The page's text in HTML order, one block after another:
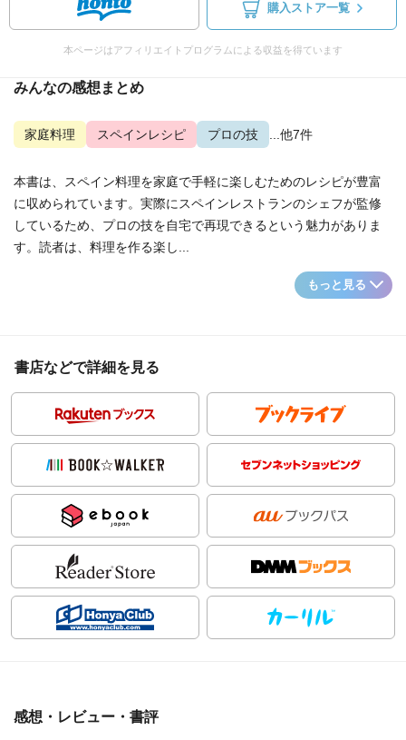
購入ストア一覧
本ページはアフィリエイトプログラムによる収益を得ています
みんなの感想まとめ
家庭料理 スペインレシピ プロの技 ...他7件
本書は、スペイン料理を家庭で手軽に楽しむためのレシピが豊富
に収められています。実際にスペインレストランのシェフが監修
しているため、プロの技を自宅で再現できるという魅力がありま
す。読者は、料理を作る楽し...
もっと見る
書店などで詳細を見る
感想・レビュー・書評